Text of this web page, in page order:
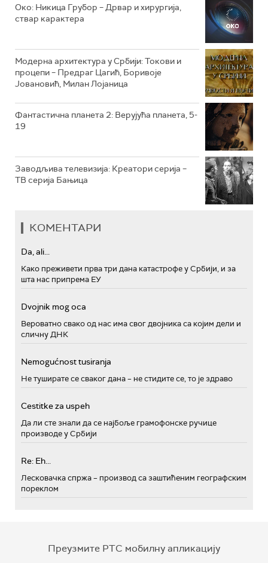
РТС КОЛО
Око: Никица Грубор – Дрвар и хирургија,
ствар карактера
Модерна архитектура у Србији: Токови и
процепи – Предраг Цагић, Боривоје
Јовановић, Милан Лојаница
Фантастична планета 2: Верујућа планета, 5-
19
Заводљива телевизија: Креатори серија –
ТВ серија Бањица
КОМЕНТАРИ
Da, ali...
Како преживети прва три дана катастрофе у Србији, и за
шта нас припрема ЕУ
Dvojnik mog oca
Вероватно свако од нас има свог двојника са којим дели и
сличну ДНК
Nemogućnost tusiranja
Не туширате се сваког дана – не стидите се, то је здраво
Cestitke za uspeh
Да ли сте знали да се најбоље грамофонске ручице
производе у Србији
Re: Eh...
Лесковачка спржа – производ са заштићеним географским
пореклом
Преузмите РТС мобилну апликацију